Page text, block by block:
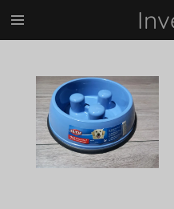
Ga
hoofdinhoud